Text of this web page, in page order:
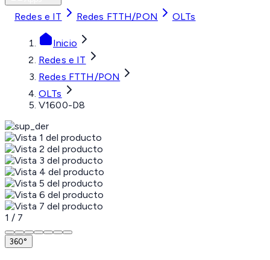
Redes e IT Redes FTTH/PON OLTs
Inicio
Redes e IT
Redes FTTH/PON
OLTs
V1600-D8
1 / 7
360°